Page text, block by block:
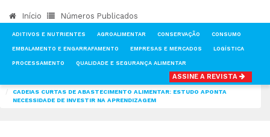
Início Números Publicados
ADITIVOS E NUTRIENTES AGROALIMENTAR CONSERVAÇÃO CONSUMO
EMBALAMENTO E ENGARRAFAMENTO EMPRESAS E MERCADOS LOGÍSTICA
PROCESSAMENTO QUALIDADE E SEGURANÇA ALIMENTAR
ASSINE A REVISTA
CADEIAS CURTAS DE ABASTECIMENTO ALIMENTAR: ESTUDO APONTA
NECESSIDADE DE INVESTIR NA APRENDIZAGEM